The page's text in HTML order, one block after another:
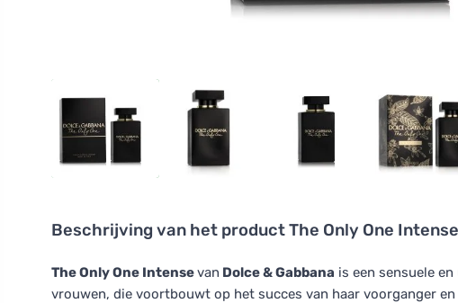
Beschrijving van het productThe Only One
The Only One Intensevan Dolce & Gabbana is een sensuele
vrouwen, die voortbouwt op het succes van haar voorganger